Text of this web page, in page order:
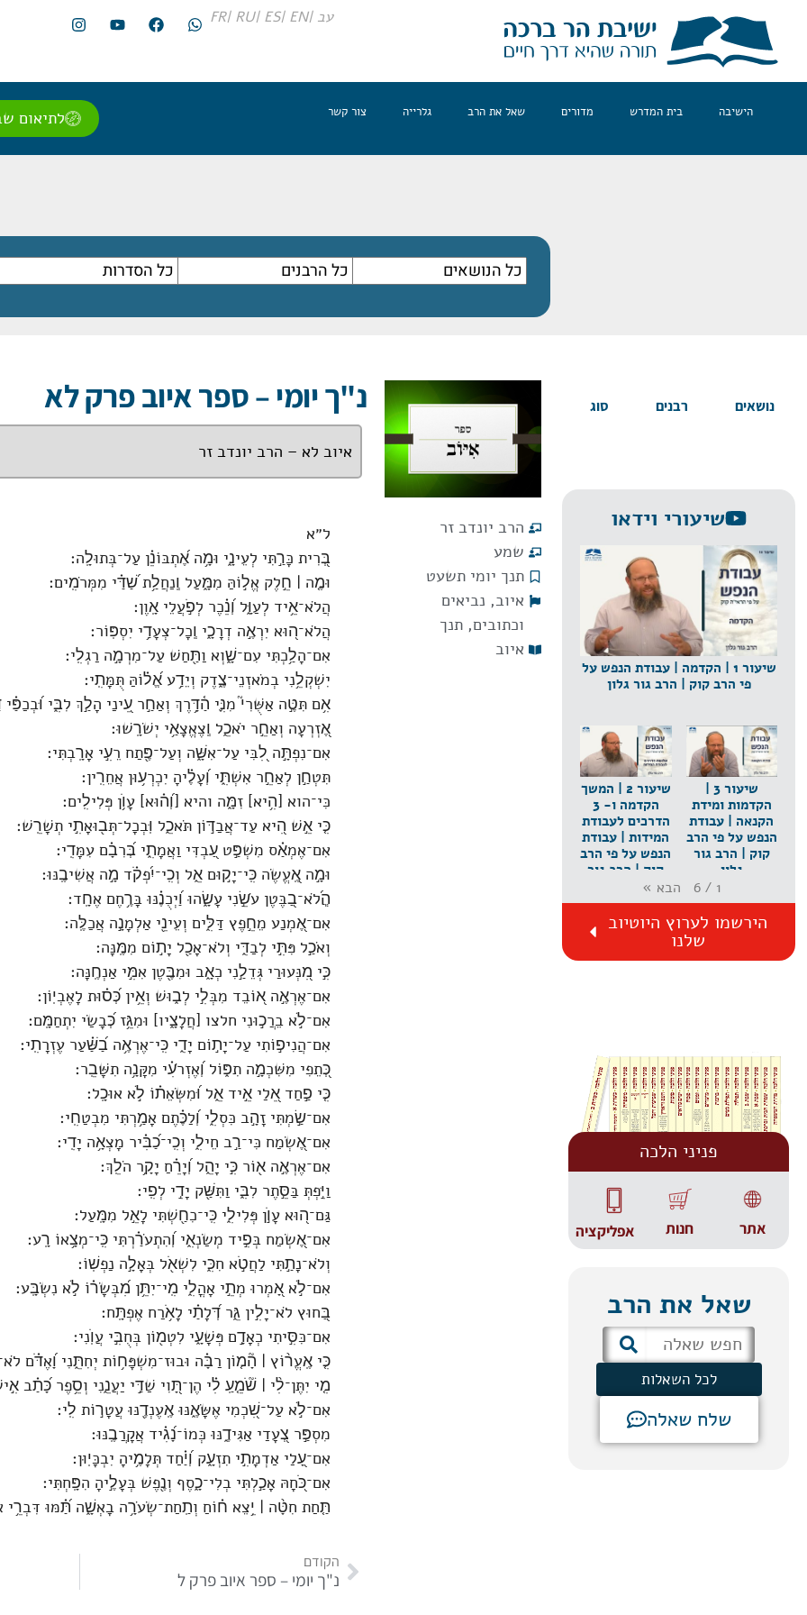
עב |EN |
ES |
RU |
FR
הישיבה בית המדרש מדורים שאל את הרב גלרייה צור קשר לתיאום
נושאים רבנים סוג
שיעורי וידאו
שיעור 1 | הקדמה | עבודת הנפש על
פי הרב קוק | הרב גור גלון
שיעור 2 | המשך
הקדמה ו- 3
הדרכים לעבודת
המידות | עבודת
הנפש על פי הרב
קוק | הרב גור
הקדמות ומידת
הקנאה | עבודת
הנפש על פי הרב
קוק | הרב גור
גלון
1
/
6 הבא »
הירשמו לערוץ היוטיוב
שלנו
פניני הלכה
אתר חנות אפליקציה
שאל את הרב
לכל השאלות
שלח שאלה
הרב יונדב זר
שמע
תנך יומי תשעט
איוב, נביאים
וכתובים, תנך
איוב
נ"ך יומי – ספר איוב פרק לא
איוב לא – הרב יונדב זר
ל״א
בְּ֭רִית כָּרַ֣תִּי לְעֵינָ֑י וּמָ֥ה אֶ֝תְבּוֹנֵ֗ן עַל־בְּתוּלָֽה׃
וּמֶ֤ה ׀ חֵ֣לֶק אֱל֣וֹהַּ מִמָּ֑עַל וְֽנַחֲלַ֥ת שַׁ֝דַּ֗י מִמְּרֹמִֽים׃
הֲלֹא־אֵ֥יד לְעַוָּ֑ל וְ֝נֵ֗כֶר לְפֹ֣עֲלֵי אָֽוֶן׃
הֲלֹא־ה֭וּא יִרְאֶ֣ה דְרָכָ֑י וְֽכָל־צְעָדַ֥י יִסְפּֽוֹר׃
אִם־הָלַ֥כְתִּי עִם־שָׁ֑וְא וַתַּ֖חַשׁ עַל־מִרְמָ֣ה רַגְלִֽי׃
יִשְׁקְלֵ֥נִי בְמֹאזְנֵי־צֶ֑דֶק וְיֵדַ֥ע אֱ֝ל֗וֹהַּ תֻּמָּתִֽי׃
אִ֥ם תִּטֶּ֣ה אַשֻּׁרִי֮ מִנִּ֪י הַ֫דָּ֥רֶךְ וְאַחַ֣ר עֵ֭ינַי הָלַ֣ךְ לִבִּ֑י
אֶ֭זְרְעָה וְאַחֵ֣ר יֹאכֵ֑ל וְֽצֶאֱצָאַ֥י יְשֹׁרָֽשׁוּ׃
אִם־נִפְתָּ֣ה לִ֭בִּי עַל־אִשָּׁ֑ה וְעַל־פֶּ֖תַח רֵעִ֣י אָרָֽבְתִּי׃
תִּטְחַ֣ן לְאַחֵ֣ר אִשְׁתִּ֑י וְ֝עָלֶ֗יהָ יִכְרְע֥וּן אֲחֵרִֽין׃
כִּי־הוא [הִ֥יא] זִמָּ֑ה והיא [וְ֝ה֗וּא] עָוֺ֥ן פְּלִילִֽים׃
כִּ֤י אֵ֣שׁ הִ֭יא עַד־אֲבַדּ֣וֹן תֹּאכֵ֑ל וּֽבְכָל־תְּב֖וּאָתִ֣י תְשָׁרֵֽשׁ׃
אִם־אֶמְאַ֗ס מִשְׁפַּ֣ט עַ֭בְדִּי וַאֲמָתִ֑י בְּ֝רִבָ֗ם עִמָּדִֽי׃
וּמָ֣ה אֶֽ֭עֱשֶׂה כִּֽי־יָק֣וּם אֵ֑ל וְכִֽי־יִ֝פְקֹ֗ד מָ֣ה אֲשִׁיבֶֽנּוּ׃
הֲ‍ֽ֝לֹא־בַ֭בֶּטֶן עֹשֵׂ֣נִי עָשָׂ֑הוּ וַ֝יְכֻנֶ֗נּוּ בָּרֶ֥חֶם אֶחָֽד׃
אִם־אֶ֭מְנַע מֵחֵ֣פֶץ דַּלִּ֑ים וְעֵינֵ֖י אַלְמָנָ֣ה אֲכַלֶּֽה׃
וְאֹכַ֣ל פִּתִּ֣י לְבַדִּ֑י וְלֹא־אָכַ֖ל יָת֣וֹם מִמֶּֽנָּה׃
כִּ֣י מִ֭נְּעוּרַי גְּדֵלַ֣נִי כְאָ֑ב וּמִבֶּ֖טֶן אִמִּ֣י אַנְחֶֽנָּה׃
אִם־אֶרְאֶ֣ה א֭וֹבֵד מִבְּלִ֣י לְב֑וּשׁ וְאֵ֥ין כְּ֝ס֗וּת לָאֶבְיֽוֹן׃
אִם־לֹ֣א בֵרֲכ֣וּנִי חלצו [חֲלָצָ֑יו] וּמִגֵּ֥ז כְּ֝בָשַׂי יִתְחַמָּֽם׃
אִם־הֲנִיפ֣וֹתִי עַל־יָת֣וֹם יָדִ֑י כִּֽי־אֶרְאֶ֥ה בַ֝שַּׁ֗עַר עֶזְרָתִֽי׃
כְּ֭תֵפִי מִשִּׁכְמָ֣ה תִפּ֑וֹל וְ֝אֶזְרֹעִ֗י מִקָּנָ֥ה תִשָּׁבֵֽר׃
כִּ֤י פַ֣חַד אֵ֭לַי אֵ֣יד אֵ֑ל וּ֝מִשְּׂאֵת֗וֹ לֹ֣א אוּכָֽל׃
אִם־שַׂ֣מְתִּי זָהָ֣ב כִּסְלִ֑י וְ֝לַכֶּ֗תֶם אָמַ֥רְתִּי מִבְטַחִֽי׃
אִם־אֶ֭שְׂמַח כִּי־רַ֣ב חֵילִ֑י וְכִֽי־כַ֝בִּ֗יר מָצְאָ֥ה יָדִֽי׃
אִם־אֶרְאֶ֣ה א֖וֹר כִּ֣י יָהֵ֑ל וְ֝יָרֵ֗חַ יָקָ֥ר הֹלֵֽךְ׃
וַיִּ֣פְתְּ בַּסֵּ֣תֶר לִבִּ֑י וַתִּשַּׁ֖ק יָדִ֣י לְפִֽי׃
גַּם־ה֭וּא עָוֺ֣ן פְּלִילִ֑י כִּֽי־כִחַ֖שְׁתִּי לָאֵ֣ל מִמָּֽעַל׃
אִם־אֶ֭שְׂמַח בְּפִ֣יד מְשַׂנְאִ֑י וְ֝הִתְעֹרַ֗רְתִּי כִּֽי־מְצָ֥אוֹ רָֽע׃
וְלֹא־נָתַ֣תִּי לַחֲטֹ֣א חִכִּ֑י לִשְׁאֹ֖ל בְּאָלָ֣ה נַפְשֽׁוֹ׃
אִם־לֹ֣א אָ֭מְרוּ מְתֵ֣י אָהֳלִ֑י מִֽי־יִתֵּ֥ן מִ֝בְּשָׂר֗וֹ לֹ֣א נִשְׂבָּֽע׃
בַּ֭חוּץ לֹא־יָלִ֣ין גֵּ֑ר דְּ֝לָתַ֗י לָאֹ֥רַח אֶפְתָּֽח׃
אִם־כִּסִּ֣יתִי כְאָדָ֣ם פְּשָׁעָ֑י לִטְמ֖וֹן בְּחֻבִּ֣י עֲוֺֽנִי׃
כִּ֤י אֶֽעֱר֨וֹץ ׀ הָ֘מ֤וֹן רַבָּ֗ה וּבוּז־מִשְׁפָּח֥וֹת יְחִתֵּ֑נִי וָ֝אֶדֹּ֗ם
מִ֤י יִתֶּן־לִ֨י ׀ שֹׁ֘מֵ֤עַֽ לִ֗י הֶן־תָּ֭וִי שַׁדַּ֣י יַעֲנֵ֑נִי וְסֵ֥פֶר כָּ֝תַ֗ב
אִם־לֹ֣א עַל־שִׁ֭כְמִי אֶשָּׂאֶ֑נּוּ אֶֽעֶנְדֶ֖נּוּ עֲטָר֣וֹת לִֽי׃
מִסְפַּ֣ר צְ֭עָדַי אַגִּידֶ֑נּוּ כְּמוֹ־נָ֝גִ֗יד אֲקָרֲבֶֽנּוּ׃
אִם־עָ֭לַי אַדְמָתִ֣י תִזְעָ֑ק וְ֝יַ֗חַד תְּלָמֶ֥יהָ יִבְכָּיֽוּן׃
אִם־כֹּ֭חָהּ אָכַ֣לְתִּי בְלִי־כָ֑סֶף וְנֶ֖פֶשׁ בְּעָלֶ֣יהָ הִפָּֽחְתִּי׃
תַּ֤חַת חִטָּ֨ה ׀ יֵ֥צֵא ח֗וֹחַ וְתַֽחַת־שְׂעֹרָ֥ה בָאְשָׁ֑ה תַּ֝֗מּוּ דִּבְרֵ֥י
הקודם
נ"ך יומי – ספר איוב פרק ל